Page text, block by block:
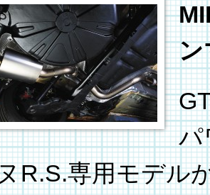
パ
R.S.専用モデル